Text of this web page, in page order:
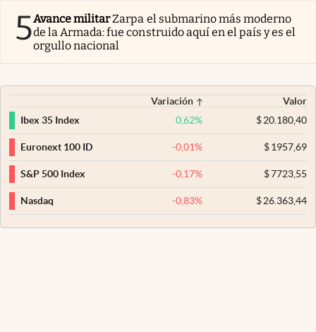
5Avance militarZarpa el submarino más moderno
de la Armada: fue construido aquí en el país y es el
orgullo nacional
Variación
Valor
Ibex 35 Index
0,62% $20.180,40
Euronext 100 ID -0,01% $1957,69
S&P 500 Index -0,17% $7723,55
Nasdaq -0,83% $26.363,44